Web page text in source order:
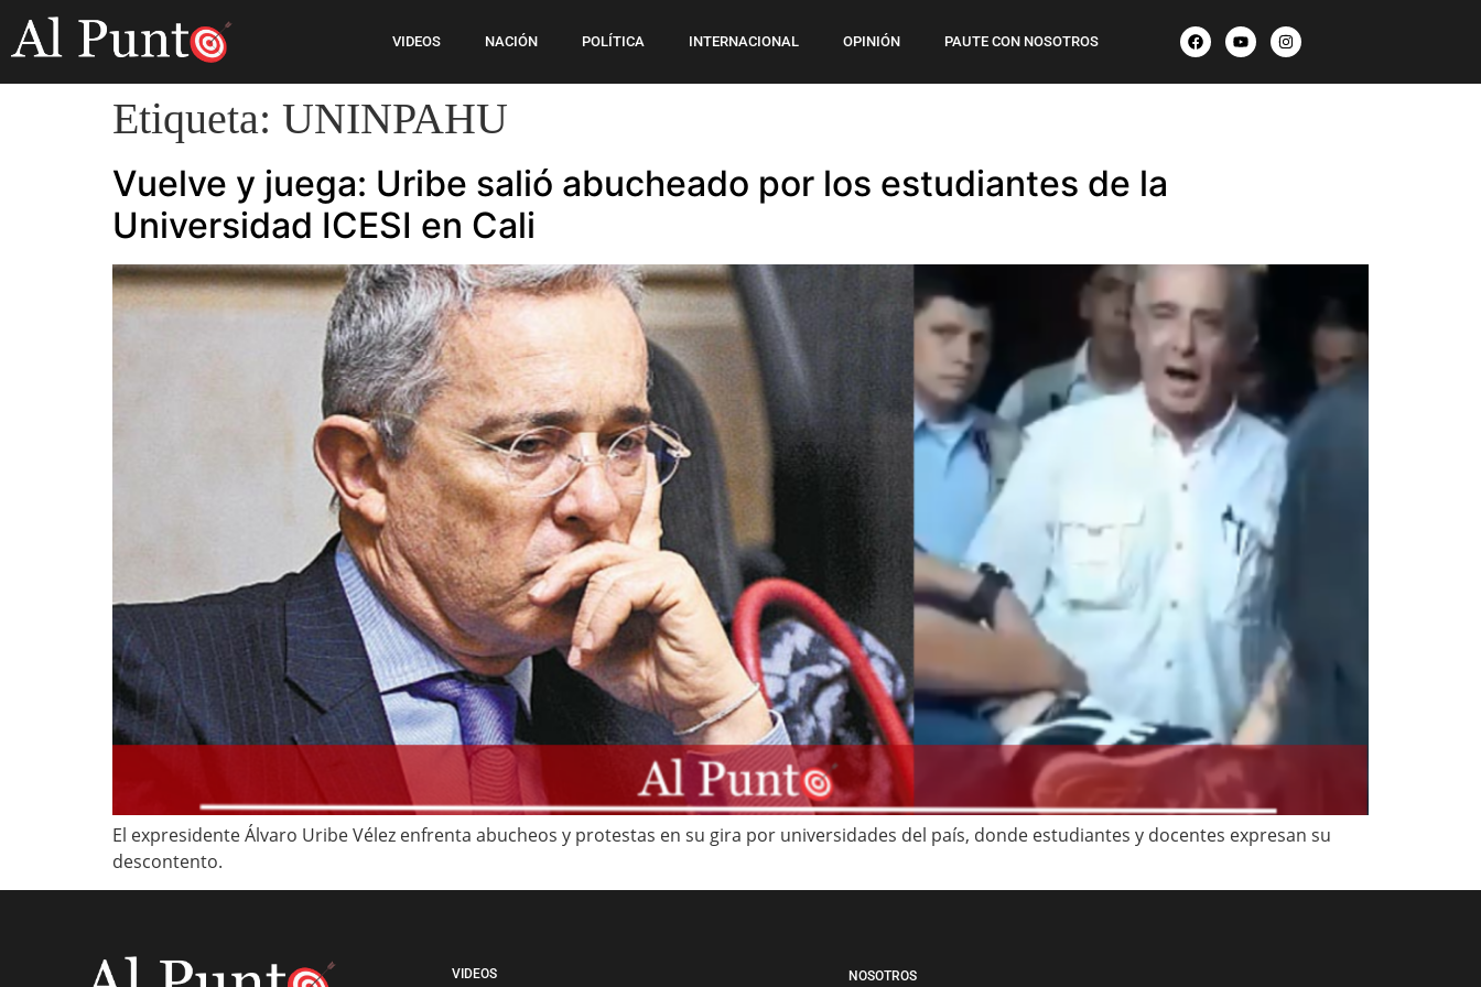
VIDEOS NACIÓN POLÍTICA INTERNACIONAL OPINIÓN PAUTE CON NOSOTROS
Etiqueta: UNINPAHU
Vuelve y juega: Uribe salió abucheado por los estudiantes de la
Universidad ICESI en Cali
El expresidente Álvaro Uribe Vélez enfrenta abucheos y protestas en su gira por universidades del país, donde estudiantes y docentes expresan su
descontento.
VIDEOS NOSOTROS